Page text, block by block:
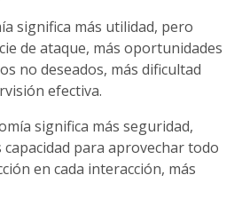
significa más utilidad, pero
de ataque, más oportunidades
no deseados, más dificultad
efectiva.
significa más seguridad,
para aprovechar todo
en cada interacción, más